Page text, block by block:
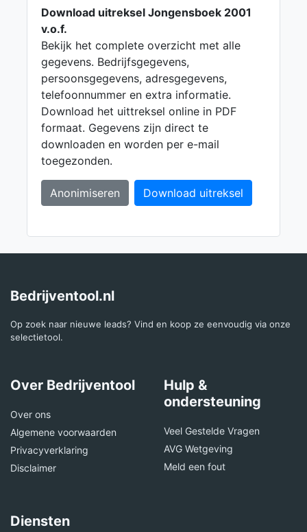
Download uitreksel Jongensboek 2001
v.o.f.
Bekijk het complete overzicht met alle
gegevens. Bedrijfsgegevens,
persoonsgegevens, adresgegevens,
telefoonnummer en extra informatie.
Download het uittreksel online in PDF
formaat. Gegevens zijn direct te
downloaden en worden per e-mail
toegezonden.
Anonimiseren Download uitreksel
Bedrijventool.nl
Op zoek naar nieuwe leads? Vind en koop ze eenvoudig via onze
selectietool.
Over Bedrijventool
Over ons
Algemene voorwaarden
Privacyverklaring
Disclaimer
Hulp &
ondersteuning
Veel Gestelde Vragen
AVG Wetgeving
Meld een fout
Diensten